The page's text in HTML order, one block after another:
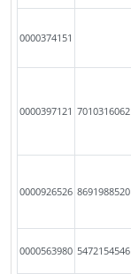
0000374151
0000397121 7010316062
0000926526 8691988520
0000563980 5472154546